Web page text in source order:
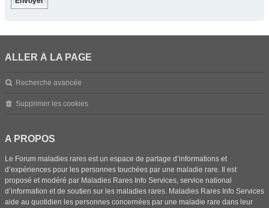
ALLER À LA PAGE
Recherche avancée
Supprimer les cookies
A PROPOS
Le Forum maladies rares est un espace de partage d’informations et
d’expériences pour les personnes touchées par une maladie rare. Il est
proposé et modéré par Maladies Rares Info Services, service national
d’information et de soutien sur les maladies rares. Maladies Rares Info Services
aide au quotidien les personnes concernées par une maladie rare dans leur